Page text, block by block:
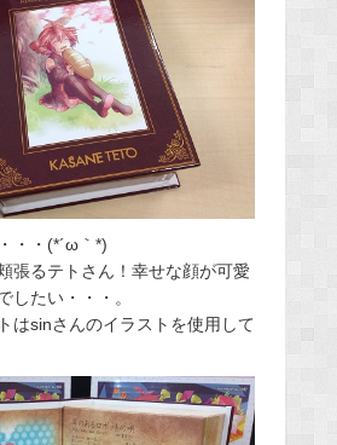
・・(*´ω｀*)
張るテトさん！幸せな顔が可愛
したい・・・。
はsinさんのイラストを使用して